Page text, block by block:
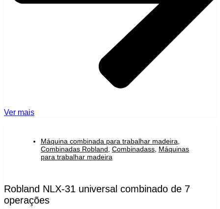
Ver mais
Máquina combinada para trabalhar madeira
Combinadas Robland Combinadass Máquinas
para trabalhar madeira
Robland NLX-31 universal combinado de 7
operações